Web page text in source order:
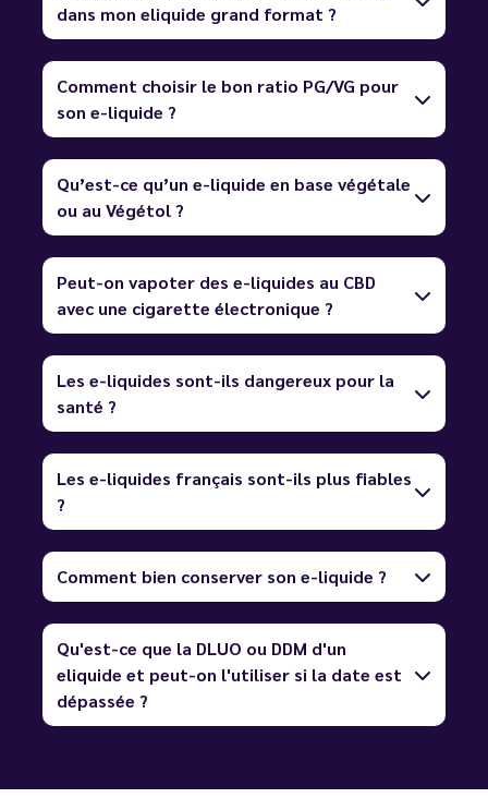
dans mon eliquide grand format ?
Comment choisir le bon ratio PG/VG pour
son e-liquide ?
Qu’est-ce qu’un e-liquide en base végétale
ou au Végétol ?
Peut-on vapoter des e-liquides au CBD
avec une cigarette électronique ?
Les e-liquides sont-ils dangereux pour la
santé ?
Les e-liquides français sont-ils plus fiables
?
Comment bien conserver son e-liquide ?
Qu'est-ce que la DLUO ou DDM d'un
eliquide et peut-on l'utiliser si la date est
dépassée ?